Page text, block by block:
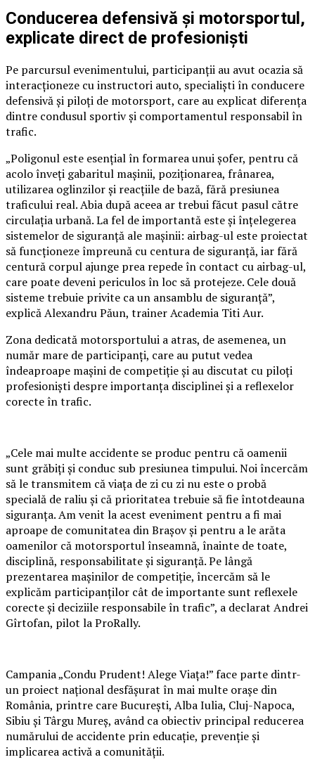
Conducerea defensivă și motorsportul,
explicate direct de profesioniști
Pe parcursul evenimentului, participanții au avut ocazia să
interacționeze cu instructori auto, specialiști în conducere
defensivă și piloți de motorsport, care au explicat diferența
dintre condusul sportiv și comportamentul responsabil în
trafic.
„Poligonul este esențial în formarea unui șofer, pentru că
acolo înveți gabaritul mașinii, poziționarea, frânarea,
utilizarea oglinzilor și reacțiile de bază, fără presiunea
traficului real. Abia după aceea ar trebui făcut pasul către
circulația urbană. La fel de importantă este și înțelegerea
sistemelor de siguranță ale mașinii: airbag-ul este proiectat
să funcționeze împreună cu centura de siguranță, iar fără
centură corpul ajunge prea repede în contact cu airbag-ul,
care poate deveni periculos în loc să protejeze. Cele două
sisteme trebuie privite ca un ansamblu de siguranță”,
explică Alexandru Păun, trainer Academia Titi Aur.
Zona dedicată motorsportului a atras, de asemenea, un
număr mare de participanți, care au putut vedea
îndeaproape mașini de competiție și au discutat cu piloți
profesioniști despre importanța disciplinei și a reflexelor
corecte în trafic.
„Cele mai multe accidente se produc pentru că oamenii
sunt grăbiți și conduc sub presiunea timpului. Noi încercăm
să le transmitem că viața de zi cu zi nu este o probă
specială de raliu și că prioritatea trebuie să fie întotdeauna
siguranța. Am venit la acest eveniment pentru a fi mai
aproape de comunitatea din Brașov și pentru a le arăta
oamenilor că motorsportul înseamnă, înainte de toate,
disciplină, responsabilitate și siguranță. Pe lângă
prezentarea mașinilor de competiție, încercăm să le
explicăm participanților cât de importante sunt reflexele
corecte și deciziile responsabile în trafic”, a declarat Andrei
Gîrtofan, pilot la ProRally.
Campania „Condu Prudent! Alege Viața!” face parte dintr-
un proiect național desfășurat în mai multe orașe din
România, printre care București, Alba Iulia, Cluj-Napoca,
Sibiu și Târgu Mureș, având ca obiectiv principal reducerea
numărului de accidente prin educație, prevenție și
implicarea activă a comunității.